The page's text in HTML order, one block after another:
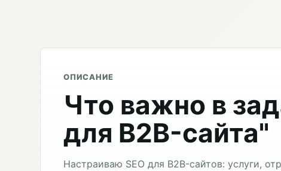
ОПИСАНИЕ
Что важно в
для B2B-сайта"
Настраиваю SEO для B2B-сайтов: услуги,